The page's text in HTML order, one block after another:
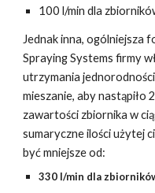
100 l/min dla
Jednak inna, ogólniejsza
Spraying Systems firmy
utrzymania
mieszanie, aby
zawartości zbiornika w
sumaryczne ilości użytej
być mniejsze od:
330 l/min dla